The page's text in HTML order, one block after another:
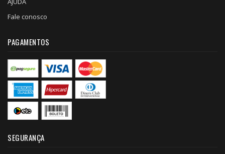
Fale conosco
PAGAMENTOS
SEGURANÇA